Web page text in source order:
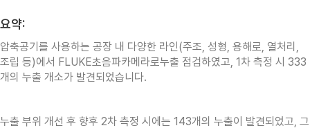
요약:
압축공기를 사용하는 공장 내 다양한 라인(주조, 성형, 용해로, 열처리,
조립 등)에서 FLUKE초음파카메라로누출 점검하였고, 1차 측정 시 333
개의 누출 개소가 발견되었습니다.
누출 부위 개선 후 향후 2차 측정 시에는 143개의 누출이 발견되었고, 그